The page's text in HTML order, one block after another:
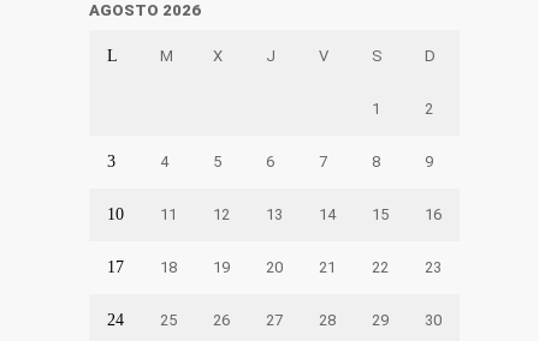
AGOSTO 2026
L M X J V S D
1 2
3 4 5 6 7 8 9
10 11 12 13 14 15 16
17 18 19 20 21 22 23
24 25 26 27 28 29 30